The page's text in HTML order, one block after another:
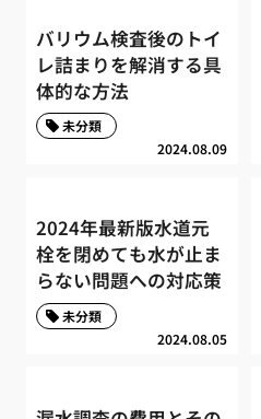
バリウム検査後のトイ
レ詰まりを解消する具
体的な方法
2024.08.09
未分類
2024年最新版水道元
栓を閉めても水が止ま
らない問題への対応策
2024.08.05
未分類